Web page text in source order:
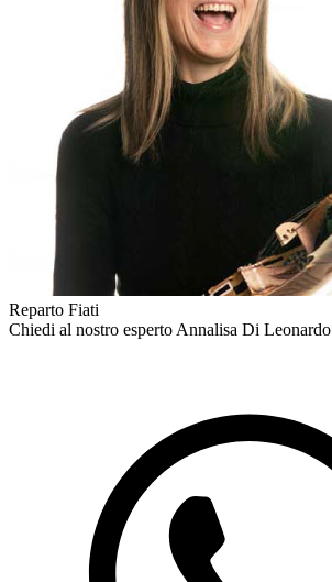
Reparto Fiati
Chiedi al nostro espertoAnnalisa Di Leonardo